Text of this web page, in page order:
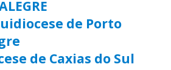
de Porto
de Caxias do Sul